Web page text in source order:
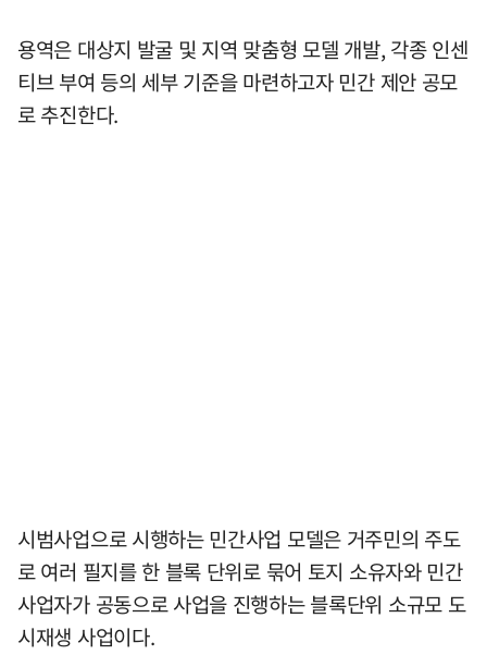
용역은 대상지 발굴 및 지역 맞춤형 모델 개발, 각종 인센
티브 부여 등의 세부 기준을 마련하고자 민간 제안 공모
로 추진한다.
시범사업으로 시행하는 민간사업 모델은 거주민의 주도
로 여러 필지를 한 블록 단위로 묶어 토지 소유자와 민간
사업자가 공동으로 사업을 진행하는 블록단위 소규모 도
시재생 사업이다.